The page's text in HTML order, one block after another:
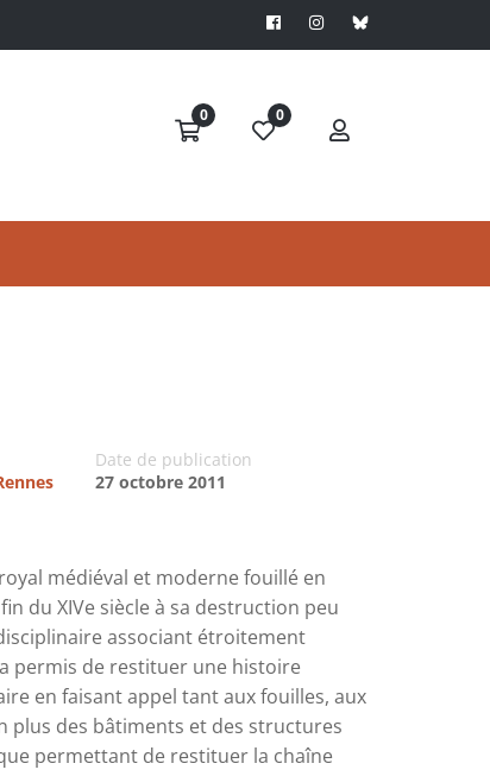
0 0
Date de publication
27 octobre 2011
médiéval et moderne fouillé en
du XIVe siècle à sa destruction peu
associant étroitement
permis de restituer une histoire
en faisant appel tant aux fouilles, aux
plus des bâtiments et des structures
permettant de restituer la chaîne